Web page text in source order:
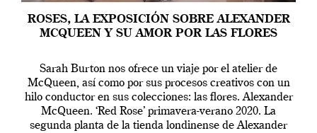
ROSES, LA EXPOSICIÓN SOBRE ALEXANDER
MCQUEEN Y SU AMOR POR LAS FLORES
Sarah Burton nos ofrece un viaje por el atelier de
McQueen, así como por sus procesos creativos con un
hilo conductor en sus colecciones: las flores. Alexander
McQueen. ‘Red Rose’ primavera-verano 2020. La
segunda planta de la tienda londinense de Alexander